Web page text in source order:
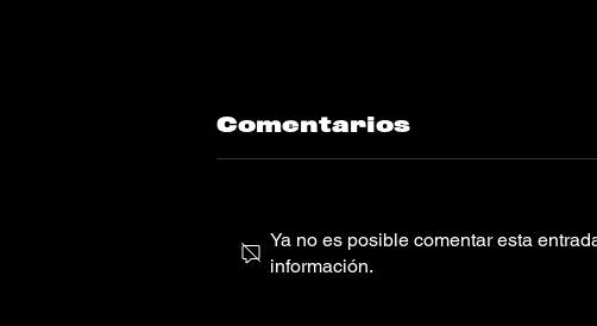
Comentarios
Ya no es posible comentar esta
información.